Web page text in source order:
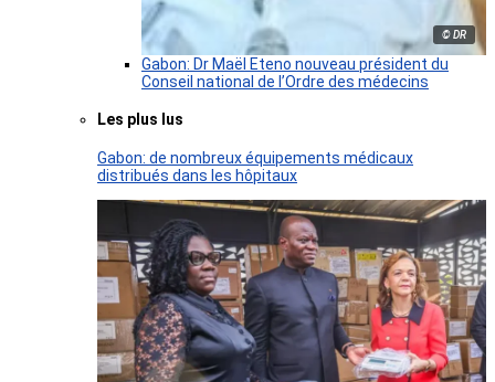
© DR
Gabon: Dr Maël Eteno nouveau président du
Conseil national de l’Ordre des médecins
Les plus lus
Gabon: de nombreux équipements médicaux
distribués dans les hôpitaux